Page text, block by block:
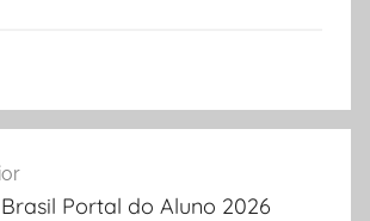
Portal do Aluno 2026